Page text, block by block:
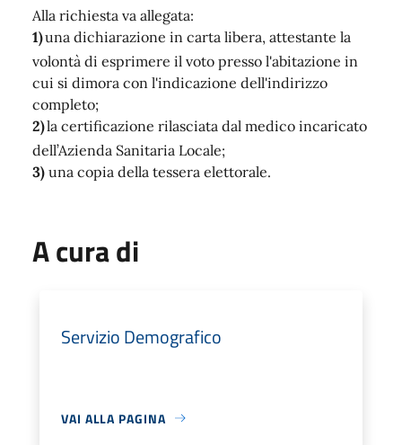
Alla richiesta va allegata:
1)una dichiarazione in carta libera, attestante la
volontà di esprimere il voto presso l'abitazione in
cui si dimora con l'indicazione dell'indirizzo
completo;
2)la certificazione rilasciata dal medico incaricato
dell’Azienda Sanitaria Locale;
3) una copia della tessera elettorale.
A cura di
Servizio Demografico
VAI ALLA PAGINA